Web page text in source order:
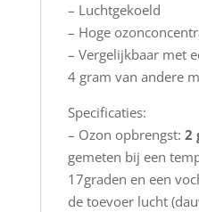
– Luchtgekoeld
– Hoge
– Vergelijkbaar met
4 gram van andere
Specificaties:
– Ozon opbrengst: 2
gemeten bij een
17graden en een
de toevoer lucht